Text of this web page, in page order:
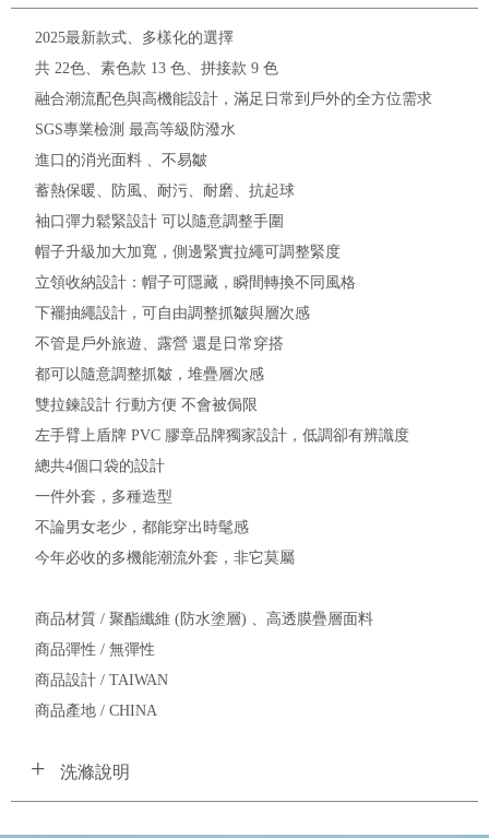
2025最新款式、多樣化的選擇
共 22色、素色款 13 色、拼接款 9 色
融合潮流配色與高機能設計，滿足日常到戶外的全方位需求
SGS專業檢測 最高等級防潑水
進口的消光面料 、不易皺
蓄熱保暖、防風、耐污、耐磨、抗起球
袖口彈力鬆緊設計 可以隨意調整手圍
帽子升級加大加寬，側邊緊實拉繩可調整緊度
立領收納設計：帽子可隱藏，瞬間轉換不同風格
下襬抽繩設計，可自由調整抓皺與層次感
不管是戶外旅遊、露營 還是日常穿搭
都可以隨意調整抓皺，堆疊層次感
雙拉鍊設計 行動方便 不會被侷限
左手臂上盾牌 PVC 膠章品牌獨家設計，低調卻有辨識度
總共4個口袋的設計
一件外套，多種造型
不論男女老少，都能穿出時髦感
今年必收的多機能潮流外套，非它莫屬
商品材質 / 聚酯纖維 (防水塗層) 、高透膜疊層面料
商品彈性 / 無彈性
商品設計 / TAIWAN
商品產地 / CHINA
洗滌說明